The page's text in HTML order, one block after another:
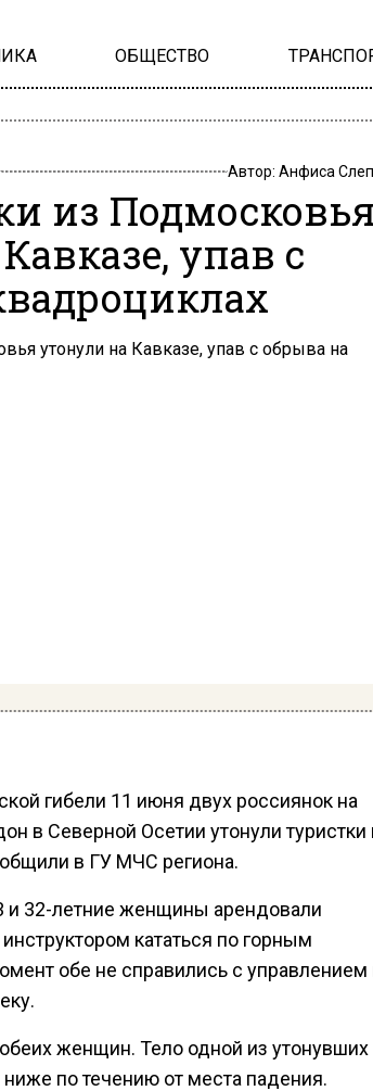
ОБЩЕСТВО
Автор: Анфиса
из Подмосковья
упав с
гибели 11 июня двух россиянок на
в Северной Осетии утонули туристки
в ГУ МЧС региона.
32-летние женщины арендовали
кататься по горным
обе не справились с управлением
женщин. Тело одной из утонувших
по течению от места падения.